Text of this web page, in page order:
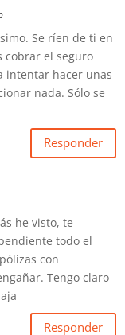
Se ríen de ti en
cobrar el seguro
intentar hacer unas
nada. Sólo se
Responder
he visto, te
todo el
con
Tengo claro
Responder